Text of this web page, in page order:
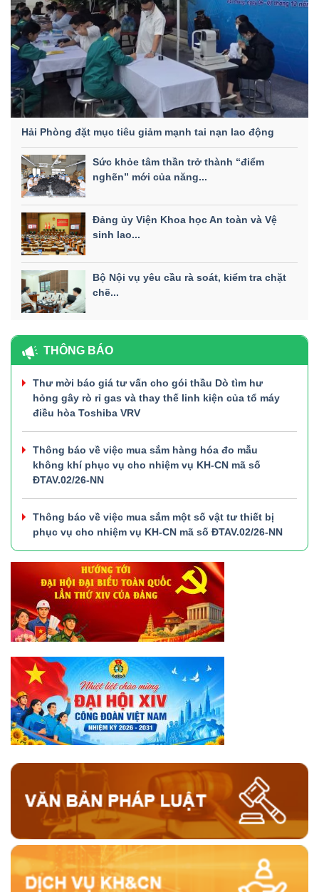
Hải Phòng đặt mục tiêu giảm mạnh tai nạn lao động
Sức khỏe tâm thần trở thành “điểm
nghẽn” mới của năng...
Đảng ủy Viện Khoa học An toàn và Vệ
sinh lao...
Bộ Nội vụ yêu cầu rà soát, kiểm tra chặt
chẽ...
THÔNG BÁO
Thư mời báo giá tư vấn cho gói thầu Dò tìm hư
hỏng gây rò rỉ gas và thay thế linh kiện của tổ máy
điều hòa Toshiba VRV
Thông báo về việc mua sắm hàng hóa đo mẫu
không khí phục vụ cho nhiệm vụ KH-CN mã số
ĐTAV.02/26-NN
Thông báo về việc mua sắm một số vật tư thiết bị
phục vụ cho nhiệm vụ KH-CN mã số ĐTAV.02/26-NN